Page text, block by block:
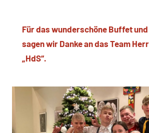
Für das wunderschöne Buffet
sagen wir Danke an das Team
„HdS“.